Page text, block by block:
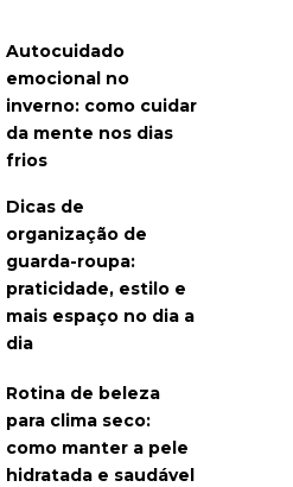
Autocuidado
emocional no
inverno: como cuidar
da mente nos dias
frios
Dicas de
organização de
guarda-roupa:
praticidade, estilo e
mais espaço no dia a
dia
Rotina de beleza
para clima seco:
como manter a pele
hidratada e saudável